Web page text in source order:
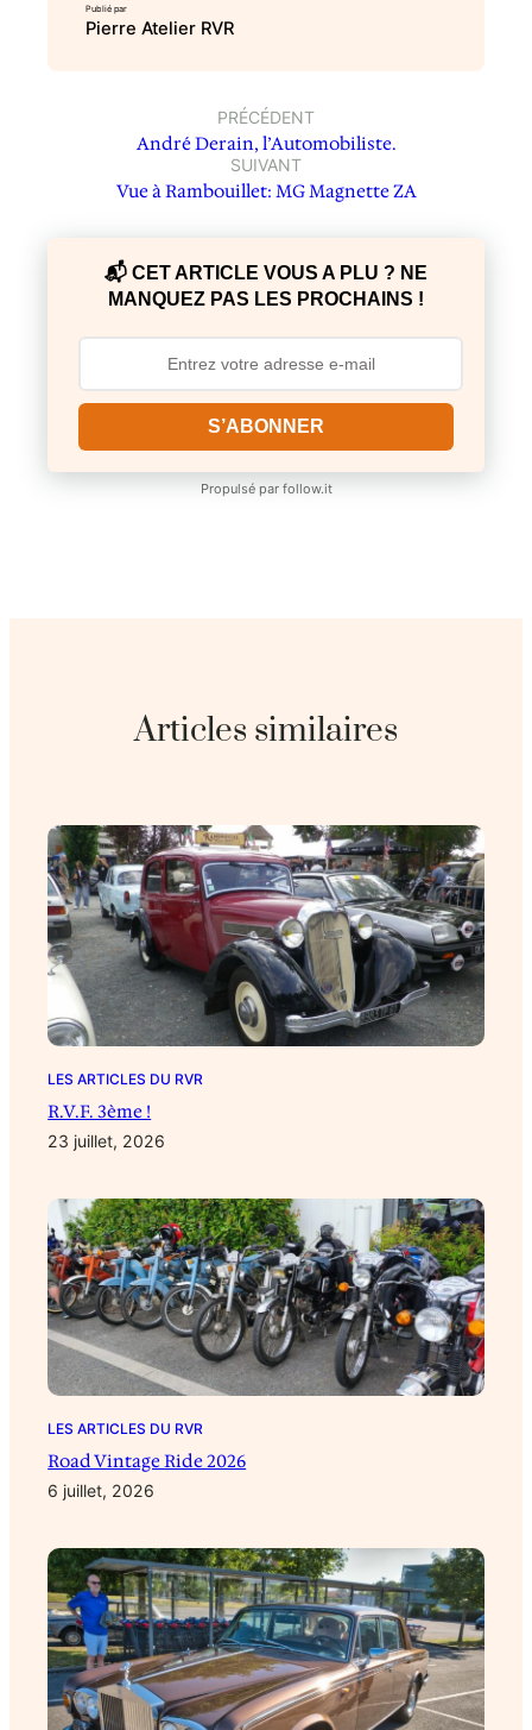
Publié par
Pierre Atelier RVR
PRÉCÉDENT
André Derain, l’Automobiliste.
SUIVANT
Vue à Rambouillet: MG Magnette ZA
📬 CET ARTICLE VOUS A PLU ? NE
MANQUEZ PAS LES PROCHAINS !
S’ABONNER
Propulsé par follow.it
Articles similaires
LES ARTICLES DU RVR
R.V.F. 3ème !
23 juillet, 2026
LES ARTICLES DU RVR
Road Vintage Ride 2026
6 juillet, 2026